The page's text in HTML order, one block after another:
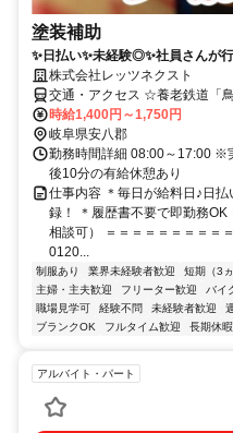
塗装補助
✨日払い✨未経験◎✨社員さんが
株式会社レッツネクスト
交通・アクセス ☆養老鉄道「
時給1,400円～1,750円
岐阜県安八郡
勤務時間詳細 08:00～17:00
後10分の有給休憩あり
仕事内容 ＊毎日が給料日♪日
録！ ＊履歴書不要で即勤務OK
相談可） ＝＝＝＝＝＝＝＝＝
0120...
制服あり 業界未経験者歓迎 短期（3
主婦・主夫歓迎
フリーター歓迎 バイ
職場見学可
経験不問 未経験者歓迎
ブランクOK
フルタイム歓迎 長期休
アルバイト・パート